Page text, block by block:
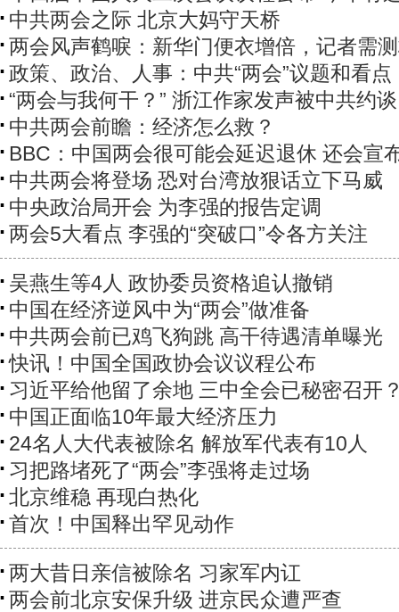
中共两会之际 北京大妈守天桥
两会风声鹤唳：新华门便衣增倍，记者需
政策、政治、人事：中共“两会”议题和看点
“两会与我何干？” 浙江作家发声被中共约谈
中共两会前瞻：经济怎么救？
BBC：中国两会很可能会延迟退休 还会宣
中共两会将登场 恐对台湾放狠话立下马威
中央政治局开会 为李强的报告定调
两会5大看点 李强的“突破口”令各方关注
吴燕生等4人 政协委员资格追认撤销
中国在经济逆风中为“两会”做准备
中共两会前已鸡飞狗跳 高干待遇清单曝光
快讯！中国全国政协会议议程公布
习近平给他留了余地 三中全会已秘密召开
中国正面临10年最大经济压力
24名人大代表被除名 解放军代表有10人
习把路堵死了“两会”李强将走过场
北京维稳 再现白热化
首次！中国释出罕见动作
两大昔日亲信被除名 习家军内讧
两会前北京安保升级 进京民众遭严查